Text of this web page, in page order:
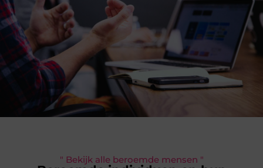
" Bekijk alle beroemde mensen "